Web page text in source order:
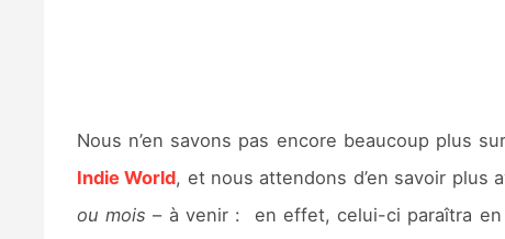
Nous n’en savons pas encore beaucoup plus
Indie World, et nous attendons d’en savoir plus
ou mois – à venir : en effet, celui-ci paraîtra en